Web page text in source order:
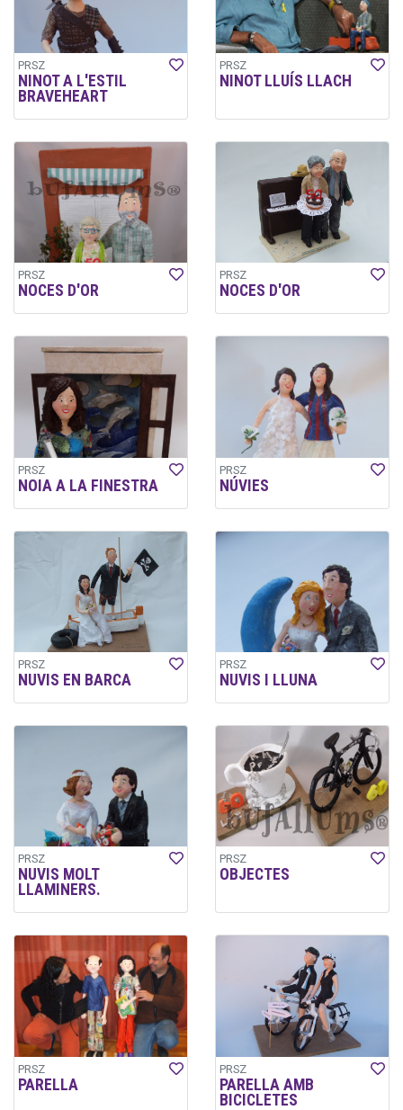
PRSZ
NINOT A L'ESTIL
BRAVEHEART
PRSZ
NINOT LLUÍS LLACH
PRSZ
NOCES D'OR
PRSZ
NOCES D'OR
PRSZ
NOIA A LA FINESTRA
PRSZ
NÚVIES
PRSZ
NUVIS EN BARCA
PRSZ
NUVIS I LLUNA
PRSZ
NUVIS MOLT
LLAMINERS.
PRSZ
OBJECTES
PRSZ
PARELLA
PRSZ
PARELLA AMB
BICICLETES